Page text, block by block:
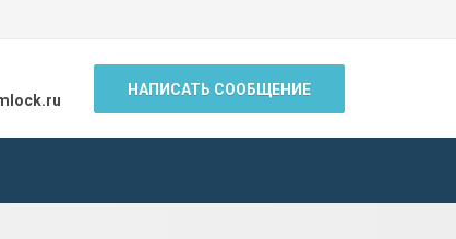
НАПИСАТЬ СООБЩЕНИЕ